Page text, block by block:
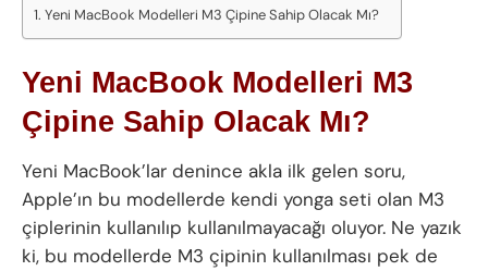
Yeni MacBook Modelleri M3 Çipine Sahip Olacak Mı?
Yeni MacBook Modelleri M3
Çipine Sahip Olacak Mı?
Yeni MacBook’lar denince akla ilk gelen soru,
Apple’ın bu modellerde kendi yonga seti olan M3
çiplerinin kullanılıp kullanılmayacağı oluyor. Ne yazık
ki, bu modellerde M3 çipinin kullanılması pek de